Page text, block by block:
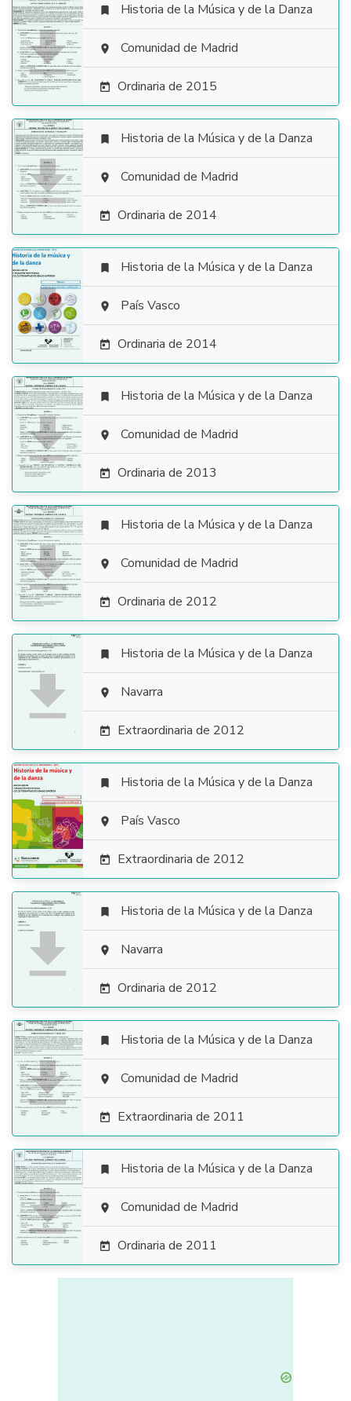

 Historia de la Música y de la Danza
 Comunidad de Madrid
 Ordinaria de 2015

 Historia de la Música y de la Danza
 Comunidad de Madrid
 Ordinaria de 2014

 Historia de la Música y de la Danza
 País Vasco
 Ordinaria de 2014

 Historia de la Música y de la Danza
 Comunidad de Madrid
 Ordinaria de 2013

 Historia de la Música y de la Danza
 Comunidad de Madrid
 Ordinaria de 2012

 Historia de la Música y de la Danza
 Navarra
 Extraordinaria de 2012

 Historia de la Música y de la Danza
 País Vasco
 Extraordinaria de 2012

 Historia de la Música y de la Danza
 Navarra
 Ordinaria de 2012

 Historia de la Música y de la Danza
 Comunidad de Madrid
 Extraordinaria de 2011

 Historia de la Música y de la Danza
 Comunidad de Madrid
 Ordinaria de 2011